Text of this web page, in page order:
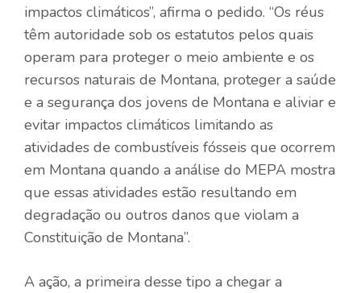
impactos climáticos”, afirma o pedido. “Os réus
têm autoridade sob os estatutos pelos quais
operam para proteger o meio ambiente e os
recursos naturais de Montana, proteger a saúde
e a segurança dos jovens de Montana e aliviar e
evitar impactos climáticos limitando as
atividades de combustíveis fósseis que ocorrem
em Montana quando a análise do MEPA mostra
que essas atividades estão resultando em
degradação ou outros danos que violam a
Constituição de Montana”.
A ação, a primeira desse tipo a chegar a